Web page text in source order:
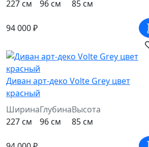
227 см
96 см
85 см
94 000 ₽
Диван арт-деко Volte Grey цвет
красный
Ширина
227 см
Глубина
96 см
Высота
85 см